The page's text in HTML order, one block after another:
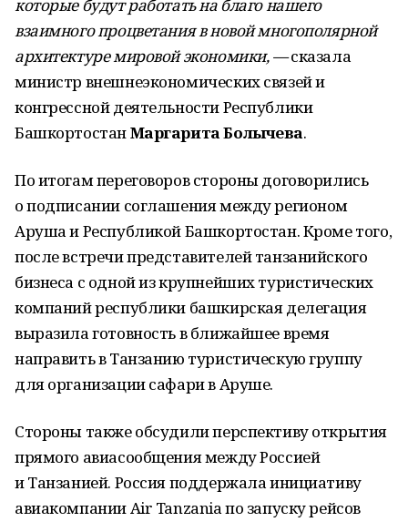
которые будут работать на благо нашего
взаимного процветания в новой многополярной
архитектуре мировой экономики, —сказала
министр внешнеэкономических связей и
конгрессной деятельности Республики
БашкортостанМаргарита Болычева.
По итогам переговоров стороны договорились
о подписании соглашения между регионом
Аруша и Республикой Башкортостан. Кроме того,
после встречи представителей танзанийского
бизнеса с одной из крупнейших туристических
компаний республики башкирская делегация
выразила готовность в ближайшее время
направить в Танзанию туристическую группу
для организации сафари в Аруше.
Стороны также обсудили перспективу открытия
прямого авиасообщения между Россией
и Танзанией. Россия поддержала инициативу
авиакомпании Air Tanzania по запуску рейсов